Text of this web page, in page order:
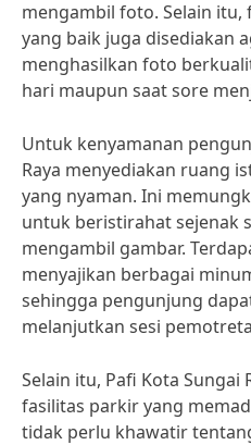
mengambil foto. Selain itu,
yang baik juga disediakan
menghasilkan foto
hari maupun saat sore
Untuk kenyamanan
Raya menyediakan ruang
yang nyaman. Ini
untuk beristirahat sejenak
mengambil gambar.
menyajikan berbagai
sehingga pengunjung
melanjutkan sesi
Selain itu, Pafi Kota Sungai
fasilitas parkir yang
tidak perlu khawatir